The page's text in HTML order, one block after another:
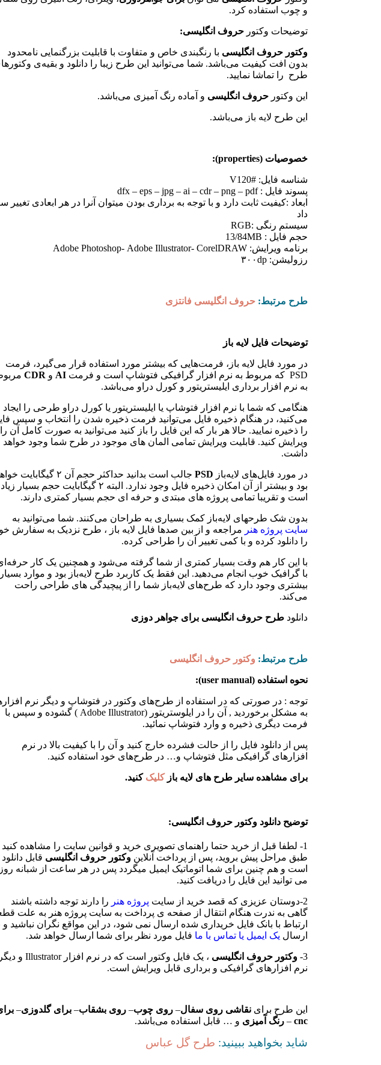
و چوب استفاده کرد.
توضیحات وکتور حروف انگلیسی:
وکتور حروف انگلیسی با رنگبندی خاص و متفاوت با قابلیت بزرگنمایی نامحدود
بدون افت کیفیت می‌باشد. شما می‌توانید این طرح زیبا را دانلود و بقیه‌ی
طرح را تماشا نمایید.
این وکتور حروف انگلیسی و آماده رنگ آمیزی می‌باشد.
این طرح لایه باز می‌باشد.
خصوصیات (properties):
شناسه فایل: #V120
پسوند فایل : dfx – eps – jpg – ai – cdr – png – pdf
ابعاد :کیفیت ثابت دارد و با توجه به برداری بودن میتوان آنرا در هر ابعادی تغییر
داد
سیستم رنگی :RGB
حجم فایل : 13/84MB
برنامه ویرایش: Adobe Photoshop- Adobe Illustrator- CorelDRAW
رزولیشن: ۳۰۰dp
طرح مرتبط: حروف انگلیسی فانتزی
توضیحات فایل لایه باز
در مورد فایل لایه باز، فرمت‌هایی که بیشتر مورد استفاده قرار می‌گیرد، فرمت
PSD که مربوط به نرم افزار گرافیکی فتوشاپ است و فرمت
AI و CDR
به نرم افزار برداری ایلیستریتور و کورل دراو می‌باشد.
هنگامی که شما با نرم افزار فتوشاپ یا ایلیستریتور یا کورل دراو طرحی را ایجاد
می‌کنید، در هنگام ذخیره فایل می‌توانید فرمت ذخیره شدن را انتخاب و سپس
را ذخیره نمایید. حالا هر بار که این فایل را باز کنید می‌توانید به صورت کامل آن را
ویرایش کنید. قابلیت ویرایش تمامی المان های موجود در طرح شما وجود خواهد
داشت.
در مورد فایل‌های لایه‌باز PSD
جالب است بدانید حداکثر حجم آن ۲ گیگابایت
بود و بیشتر از آن امکان ذخیره فایل وجود ندارد. البته ۲ گیگابایت حجم
است و تقریبا تمامی پروژه های مبتدی و حرفه ای حجم بسیار کمتری دارند.
بدون شک طرحهای لایه‌باز کمک بسیاری به طراحان می‌کنند. شما می‌توانید به
سایت پروژه هنر مراجعه و از بین صدها فایل لایه باز ، طرح نزدیک به سفارش
را دانلود کرده و با کمی تغییر آن را طراحی کرده.
با این کار هم وقت بسیار کمتری از شما گرفته می‌شود و همچنین یک کار
با گرافیک خوب انجام می‌دهید. این فقط یک کاربرد طرح لایه‌باز بود و موارد بسیار
بیشتری وجود دارد که طرح‌های لایه‌باز شما را از پیچیدگی های طراحی راحت
می‌کند.
دانلود طرح حروف انگلیسی برای جواهر دوزی
طرح مرتبط: وکتور حروف انگلیسی
نحوه استفاده (user manual):
توجه : در صورتی که در استفاده از طرح‌های وکتور در فتوشاپ و دیگر نرم
به مشکل برخوردید , آن را در ایلوستریتور (Adobe Illustrator ) گشوده و سپس با
فرمت دیگری ذخیره و وارد فتوشاپ نمائید.
پس از دانلود فایل را از حالت فشرده خارج کنید و آن را با کیفیت بالا در نرم
افزارهای گرافیکی مثل فتوشاپ و… در طرح‌های خود استفاده کنید.
برای مشاهده سایر طرح های لایه باز کلیک کنید.
توضیح دانلود وکتور حروف انگلیسی:
1- لطفا قبل از خرید حتما راهنمای تصویری خرید و قوانین سایت را مشاهده کنید
طبق مراحل پیش بروید، پس از پرداخت آنلاین وکتور حروف انگلیسی قابل دانلود
است و هم چنین برای شما اتوماتیک ایمیل میگردد پس در هر ساعت از شبانه روز
می توانید این فایل را دریافت کنید.
2-دوستان عزیزی که قصد خرید از سایت پروژه هنر را دارند توجه داشته باشند
گاهی به ندرت هنگام انتقال از صفحه ی پرداخت به سایت پروژه هنر به علت
ارتباط با بانک فایل خریداری شده ارسال نمی شود، در این مواقع نگران نباشید و
ارسال یک ایمیل یا تماس با ما فایل مورد نظر برای شما ارسال خواهد شد.
3- وکتور حروف انگلیسی
، یک فایل وکتور است که در نرم افزار Illustrator و دیگر
نرم افزارهای گرافیکی و برداری قابل ویرایش است.
این طرح برای نقاشی روی سفال– روی چوب– روی بشقاب– برای گلدوزی–
cnc
– رنگ آمیزی و … قابل استفاده می‌باشد.
شاید بخواهید ببینید: طرح گل عباس